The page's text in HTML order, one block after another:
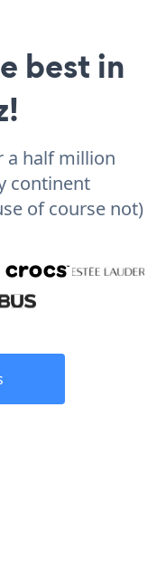
best in
a half million
continent
of course not)